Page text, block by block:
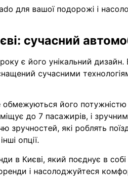
для вашої подорожі і
сучасний
є його унікальний дизайн.
сучасними
його
до 7 пасажирів, і
зручностей, які роблять
опції.
в Києві, який поєднує в
і насолоджуйтеся